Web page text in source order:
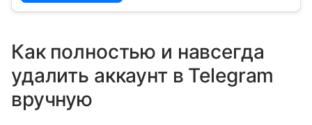
Как полностью и навсегда
удалить аккаунт в Telegram
вручную